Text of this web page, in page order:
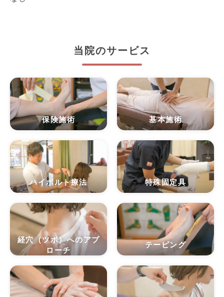
当院のサービス
保険施術 基本施術
ハイボルト療法 特殊固定具
経穴（ツボ）へのアプ
ローチ
テーピング